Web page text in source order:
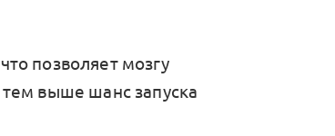
позволяет мозгу
выше шанс запуска